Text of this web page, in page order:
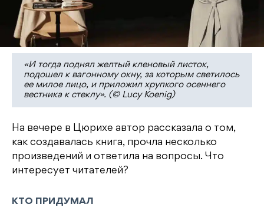
«И тогда поднял желтый кленовый листок,
подошел к вагонному окну, за которым светилось
ее милое лицо, и приложил хрупкого осеннего
вестника к стеклу». (© Lucy Koenig)
На вечере в Цюрихе автор рассказала о том,
как создавалась книга, прочла несколько
произведений и ответила на вопросы. Что
интересует читателей?
КТО ПРИДУМАЛ